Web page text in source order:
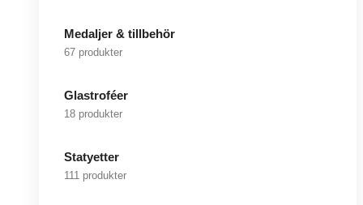
Medaljer & tillbehör
67 produkter
Glastroféer
18 produkter
Statyetter
111 produkter